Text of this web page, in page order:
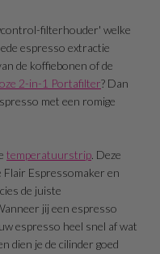
filterhouder' welke
espresso extractie
de koffiebonen of de
2-in-1 Portafilter? Dan
met een romige
temperatuurstrip . Deze
Flair Espressomaker en
de juiste
jij een espresso
espresso heel snel af wat
dien je de cilinder goed